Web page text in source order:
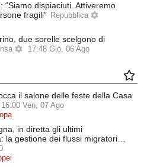
“Siamo dispiaciuti. Attiveremo
fragili” Repubblica
due sorelle scelgono di
17:48 Gio, 06 Ago
il salone delle feste della Casa
16:00 Ven, 07 Ago
in diretta gli ultimi
la gestione dei flussi migratori…